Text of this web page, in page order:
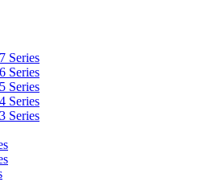
Series
Series
Series
Series
Series